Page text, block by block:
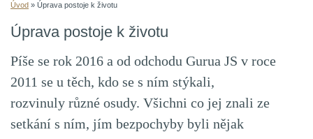
Úvod » Úprava postoje k životu
Úprava postoje k životu
Píše se rok 2016 a od odchodu Gurua JS v roce
2011 se u těch, kdo se s ním stýkali,
rozvinuly různé osudy. Všichni co jej znali ze
setkání s ním, jím bezpochyby byli nějak